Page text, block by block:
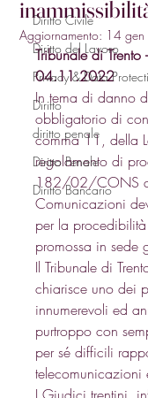
Diritto Civile
Diritto del Lavoro
Privacy & Data
Diritto
diritto penale
Diritto Penale
Diritto Bancario
Aggiornamento: 14
Tribunale di
04.11.2022
In tema di danno
obbligatorio di
comma 11, della
regolamento di
182/02/CONS
Comunicazioni
per la
promossa in sede
Il Tribunale di
chiarisce uno dei
innumerevoli ed
purtroppo con
per sé difficili
telecomunicazioni